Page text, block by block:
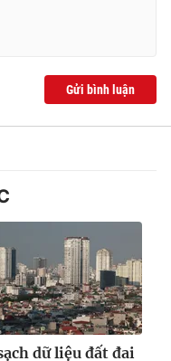
Gửi bình luận
dữ liệu đất đai